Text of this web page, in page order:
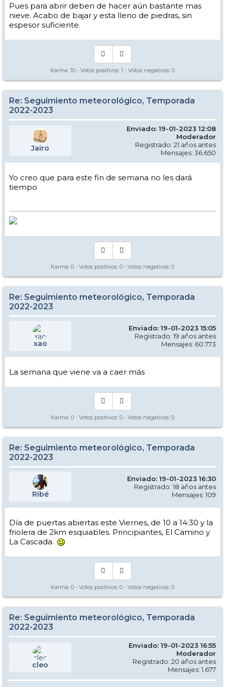
Pues para abrir deben de hacer aún bastante mas
nieve. Acabo de bajar y esta lleno de piedras, sin
espesor suficiente.
Karma: 10 - Votos positivos: 1 - Votos negativos: 0
Re: Seguimiento meteorológico, Temporada
2022-2023
Jairo
Enviado: 19-01-2023 12:08
Moderador
Registrado: 21 años antes
Mensajes: 36.650
Yo creo que para este fin de semana no les dará
tiempo
Karma: 0 - Votos positivos: 0 - Votos negativos: 0
Re: Seguimiento meteorológico, Temporada
2022-2023
xao
Enviado: 19-01-2023 15:05
Registrado: 19 años antes
Mensajes: 60.773
La semana que viene va a caer más
Karma: 0 - Votos positivos: 0 - Votos negativos: 0
Re: Seguimiento meteorológico, Temporada
2022-2023
Ribé
Enviado: 19-01-2023 16:30
Registrado: 18 años antes
Mensajes: 109
Día de puertas abiertas este Viernes, de 10 a 14:30 y la
friolera de 2km esquiables. Principiantes, El Camino y
La Cascada.
Karma: 0 - Votos positivos: 0 - Votos negativos: 0
Re: Seguimiento meteorológico, Temporada
2022-2023
cleo
Enviado: 19-01-2023 16:55
Moderador
Registrado: 20 años antes
Mensajes: 1.677